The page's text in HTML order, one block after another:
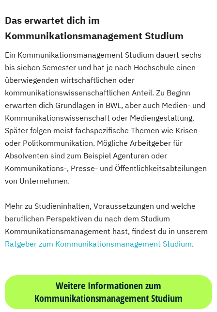
Das erwartet dich im
Kommunikationsmanagement Studium
Ein Kommunikationsmanagement Studium dauert sechs
bis sieben Semester und hat je nach Hochschule einen
überwiegenden wirtschaftlichen oder
kommunikationswissenschaftlichen Anteil. Zu Beginn
erwarten dich Grundlagen in BWL, aber auch Medien- und
Kommunikationswissenschaft oder Mediengestaltung.
Später folgen meist fachspezifische Themen wie Krisen-
oder Politkommunikation. Mögliche Arbeitgeber für
Absolventen sind zum Beispiel Agenturen oder
Kommunikations-, Presse- und Öffentlichkeitsabteilungen
von Unternehmen.
Mehr zu Studieninhalten, Voraussetzungen und welche
beruflichen Perspektiven du nach dem Studium
Kommunikationsmanagement hast, findest du in unserem
Ratgeber zum Kommunikationsmanagement Studium.
Weitere Informationen zum
Kommunikationsmanagement Studium